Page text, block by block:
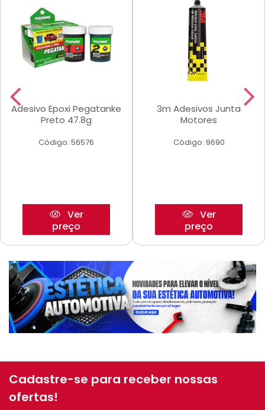
Adesivo Epoxi Pegatanke
Preto 47.8g
Código: 56576
Ver
preço
3m Adesivos Junta
Motores
Código: 9690
Ver
preço
Cadastre-se para receber nossas
ofertas!